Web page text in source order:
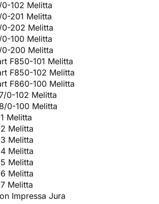
0-102 Melitta
201 Melitta
0-202 Melitta
0-100 Melitta
0-200 Melitta
F850-101 Melitta
F850-102 Melitta
F860-100 Melitta
0-102 Melitta
0-100 Melitta
Melitta
Melitta
Melitta
Melitta
Melitta
Melitta
Melitta
Impressa Jura